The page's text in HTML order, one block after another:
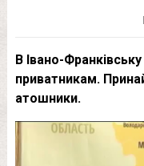
В Івано-
приватникам.
атошники.